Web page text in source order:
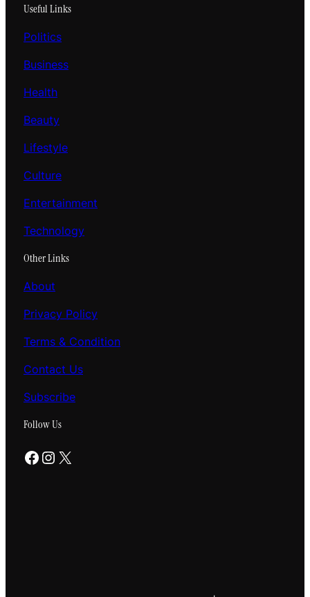
Useful Links
Politics
Business
Health
Beauty
Lifestyle
Culture
Entertainment
Technology
Other Links
About
Privacy Policy
Terms & Condition
Contact Us
Subscribe
Follow Us
Facebook Instagram X